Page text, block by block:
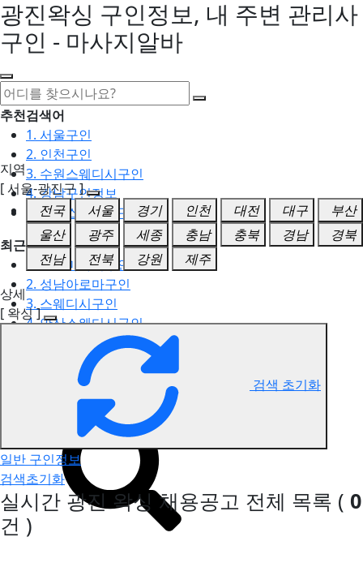
광진왁싱 구인정보, 내 주변 관리사
구인 - 마사지알바
추천검색어
1. 서울구인
2. 인천구인
3. 수원스웨디시구인
4. 강남구인정보
5. 동탄스웨디시구인
최근검색어
1. 일산마사지구인
2. 성남아로마구인
3. 스웨디시구인
4. 안산스웨디시구인
5. 아로마구인
광진 왁싱 구인정보
지역
[ 서울-광진구 ]
전국
서울 경기 인천 대전 대구
부산
울산
광주 세종 충남 충북 경남
경북
전남
전북 강원
제주
상세
[ 왁싱 ]
검색 초기화
일반 구인정보
검색초기화
실시간 광진 왁싱 채용공고 전체 목록 ( 0
건 )